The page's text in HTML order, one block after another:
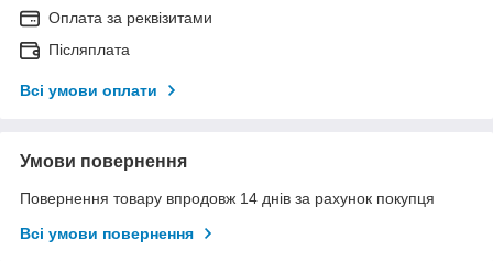
Оплата за реквізитами
Післяплата
Всі умови оплати
Умови повернення
Повернення товару впродовж 14 днів за рахунок покупця
Всі умови повернення